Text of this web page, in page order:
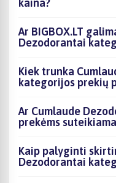
kaina?
Ar BIGBOX.LT
Dezodorantai
Kiek trunka
kategorijos prekių
Ar Cumlaude
prekėms
Kaip palyginti
Dezodorantai